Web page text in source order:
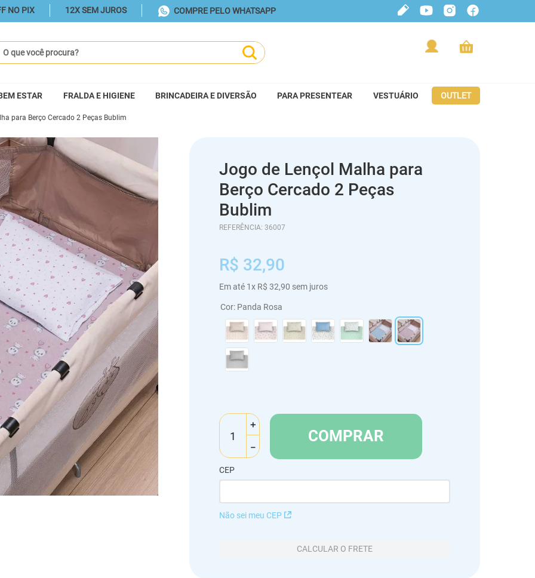
NO PIX 12X SEM JUROS COMPRE PELO WHATSAPP
você procura?
ESTAR FRALDA E HIGIENE BRINCADEIRA E DIVERSÃO PARA PRESENTEAR VESTUÁRIO OUTLET
para Berço Cercado 2 Peças Bublim
Jogo de Lençol Malha para
Berço Cercado 2 Peças
Bublim
REFERÊNCIA: 36007
R$ 32,90
Em até 1x R$ 32,90 sem juros
Cor: Panda Rosa
＋
－
COMPRAR
CEP
Não sei meu CEP
CALCULAR O FRETE